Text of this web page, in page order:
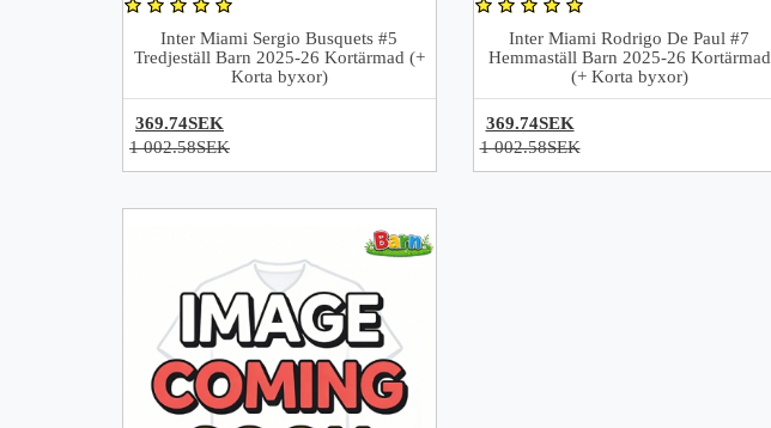
Inter Miami Sergio Busquets #5
Tredjeställ Barn 2025-26 Kortärmad (+
Korta byxor)
369.74SEK
1 002.58SEK
Inter Miami Rodrigo De Paul #7
Hemmaställ Barn 2025-26 Kortärmad
(+ Korta byxor)
369.74SEK
1 002.58SEK